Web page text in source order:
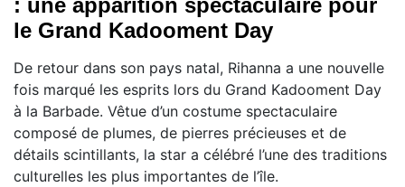
: une apparition spectaculaire pour
le Grand Kadooment Day
De retour dans son pays natal, Rihanna a une nouvelle
fois marqué les esprits lors du Grand Kadooment Day
à la Barbade. Vêtue d’un costume spectaculaire
composé de plumes, de pierres précieuses et de
détails scintillants, la star a célébré l’une des traditions
culturelles les plus importantes de l’île.